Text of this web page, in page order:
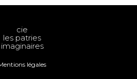
cie
les patries
imaginaires
légales